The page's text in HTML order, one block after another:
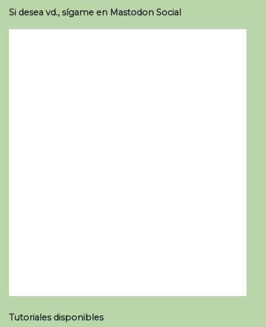
Si desea vd., sígame en Mastodon Social
Tutoriales disponibles